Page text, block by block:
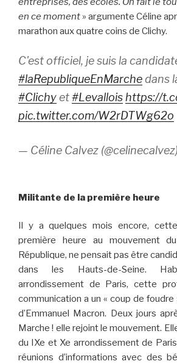
en ce moment » argumente Céline
marathon aux quatre coins de Clichy.
C'est officiel, je suis la
#laRepubliqueEnMarchedans
#Clichyet#Levalloishttps://
pic.twitter.com/W2rDTWg62o
— Céline Calvez (@celinecalvez)
Militante de la première heure
Il y a quelques mois encore,
première heure au mouvement
République, ne pensait pas être
dans les Hauts-de-Seine.
arrondissement de Paris, cette
communication a un « coup de foudre
d’Emmanuel Macron. Deux jours
Marche ! elle rejoint le mouvement.
du IXe et Xe arrondissement de
réunions d’informations avec des